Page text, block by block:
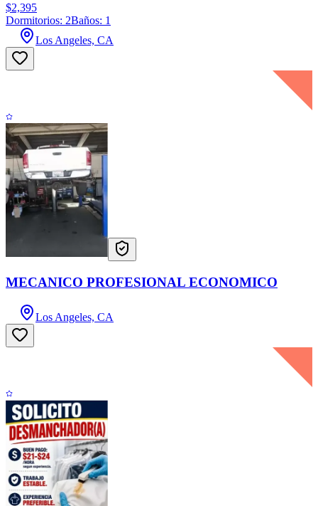
$2,395
Dormitorios: 2Baños: 1
Los Angeles, CA
MECANICO PROFESIONAL ECONOMICO
Los Angeles, CA